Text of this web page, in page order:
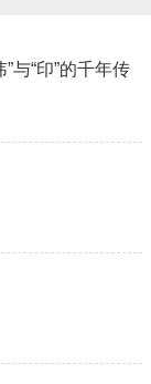
与“印”的千年传